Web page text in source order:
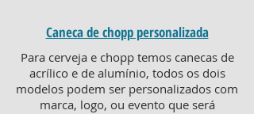
Caneca de chopp personalizada
Para cerveja e chopp temos canecas de
acrílico e de alumínio, todos os dois
modelos podem ser personalizados com
marca, logo, ou evento que será